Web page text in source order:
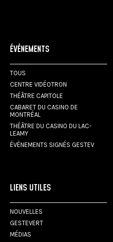
ÉVÉNEMENTS
TOUS
CENTRE VIDÉOTRON
THÉÂTRE CAPITOLE
CABARET DU CASINO DE
MONTRÉAL
THÉÂTRE DU CASINO DU LAC-
LEAMY
ÉVÉNEMENTS SIGNÉS GESTEV
LIENS UTILES
NOUVELLES
GESTEVERT
MÉDIAS